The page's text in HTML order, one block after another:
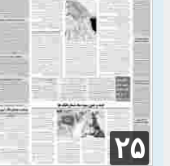
۲۵